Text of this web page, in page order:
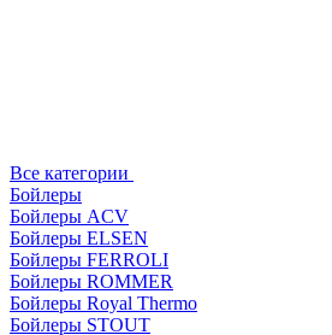
Все категории
Бойлеры
Бойлеры ACV
Бойлеры ELSEN
Бойлеры FERROLI
Бойлеры ROMMER
Бойлеры Royal Thermo
Бойлеры STOUT